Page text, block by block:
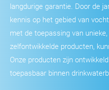
langdurige garantie. Door de
kennis op het gebied van
met de toepassing van unieke,
zelfontwikkelde producten,
Onze producten zijn
toepasbaar binnen